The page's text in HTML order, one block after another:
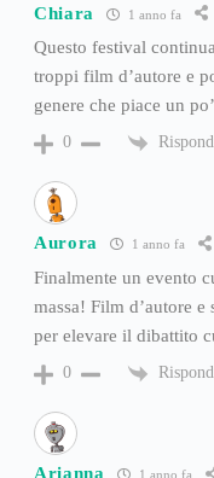
Chiara 1 anno fa
Questo festival
troppi film d’autore e
genere che piace un
0
Aurora 1 anno fa
Finalmente un evento
massa! Film d’autore
per elevare il dibattito
0
Arianna 1 anno fa